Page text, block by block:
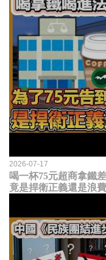
2026-07-17
喝一杯75元超商拿鐵
竟是捍衛正義還是浪